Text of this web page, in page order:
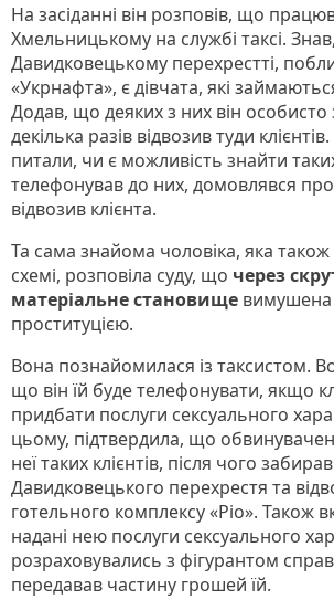
На засіданні він розповів, що
Хмельницькому на службі таксі.
Давидковецькому перехрестті,
«Укрнафта», є дівчата, які
Додав, що деяких з них він особисто
декілька разів відвозив туди
питали, чи є можливість знайти
телефонував до них, домовлявся про
відвозив клієнта.
Та сама знайома чоловіка, яка також
схемі, розповіла суду, що через
матеріальне становище вимушена
проституцією.
Вона познайомилася із таксистом.
що він їй буде телефонувати, якщо
придбати послуги сексуального
цьому, підтвердила, що
неї таких клієнтів, після чого забирав
Давидковецького перехрестя та
готельного комплексу «Ріо». Також
надані нею послуги сексуального
розраховувались з фігурантом
передавав частину грошей їй.